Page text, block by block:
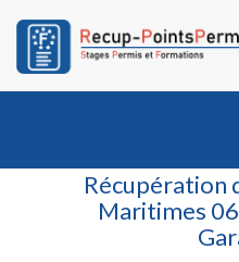
Récupération
Maritimes